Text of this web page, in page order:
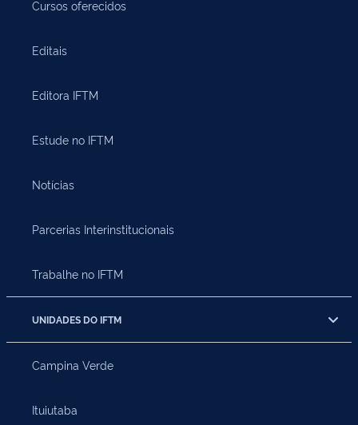
Cursos oferecidos
Editais
Editora IFTM
Estude no IFTM
Notícias
Parcerias Interinstitucionais
Trabalhe no IFTM
UNIDADES DO IFTM
Campina Verde
Ituiutaba